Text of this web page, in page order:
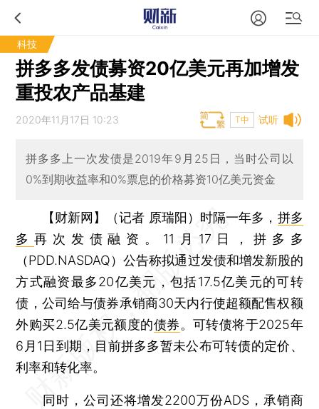
科技
拼多多发债募资20亿美元再加增发
重投农产品基建
试听
2020年11月17日 10:23 T中
拼多多上一次发债是2019年9月25日，当时公司以
0%到期收益率和0%票息的价格募资10亿美元资金
【财新网】（记者 原瑞阳） 时隔一年多， 拼多
多再次发债融资。11月17日，拼多多
（PDD.NASDAQ）公告称拟通过发债和增发新股的
方式融资最多20亿美元，包括17.5亿美元的可转
债，公司给与债券承销商30天内行使超额配售权额
外购买2.5亿美元额度的债券。可转债将于2025年
6月1日到期，目前拼多多暂未公布可转债的定价、
利率和转化率。
同时，公司还将增发2200万份ADS，承销商